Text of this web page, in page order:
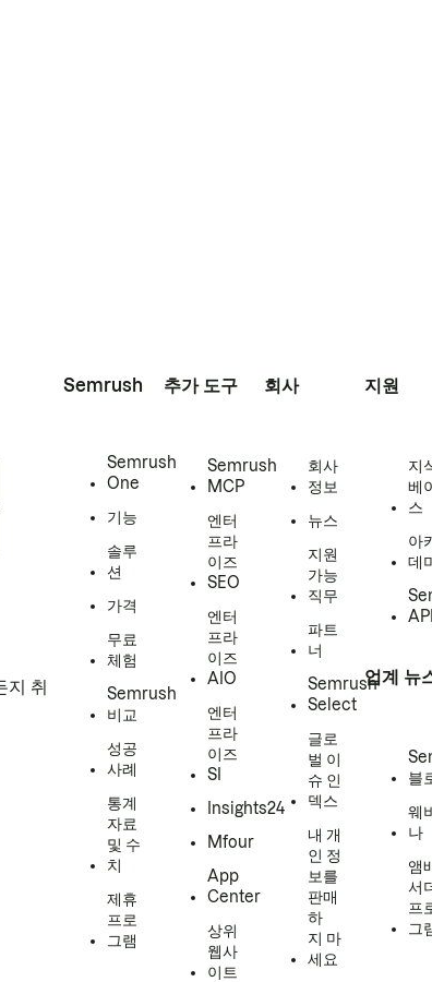
지 취
Semrush
Semrush
One
기능
솔루
션
가격
무료
체험
Semrush
비교
성공
사례
통계
자료
및 수
치
제휴
프로
그램
추가 도구
Semrush
MCP
엔터
프라
이즈
SEO
엔터
프라
이즈
AIO
엔터
프라
이즈
SI
Insights24
Mfour
App
Center
상위
웹사
이트
회사
회사
정보
뉴스
지원
가능
직무
파트
너
Semrush
Select
글로
벌 이
슈 인
덱스
내 개
인 정
보를
판매
하
지 마
세요
지원
지
베
스
아
데
업계 뉴
블
웨
나
앰
서
프
그